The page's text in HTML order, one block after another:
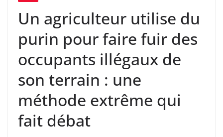
Un agriculteur utilise du
purin pour faire fuir des
occupants illégaux de
son terrain : une
méthode extrême qui
fait débat